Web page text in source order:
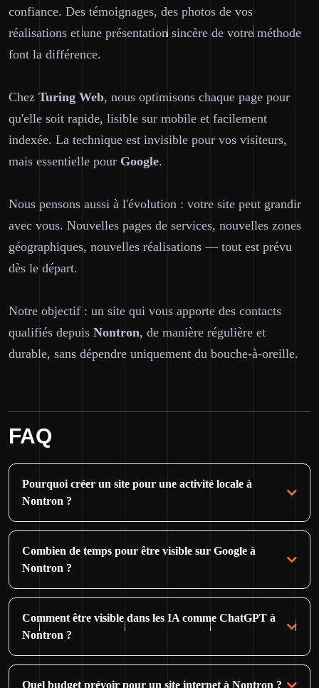
confiance. Des témoignages, des photos de vos
réalisations et une présentation sincère de votre méthode
font la différence.
Chez Turing Web, nous optimisons chaque page pour
qu'elle soit rapide, lisible sur mobile et facilement
indexée. La technique est invisible pour vos visiteurs,
mais essentielle pour Google.
Nous pensons aussi à l'évolution : votre site peut grandir
avec vous. Nouvelles pages de services, nouvelles zones
géographiques, nouvelles réalisations — tout est prévu
dès le départ.
Notre objectif : un site qui vous apporte des contacts
qualifiés depuis Nontron, de manière régulière et
durable, sans dépendre uniquement du bouche-à-oreille.
FAQ
Pourquoi créer un site pour une activité locale à
Nontron ?
Combien de temps pour être visible sur Google à
Nontron ?
Comment être visible dans les IA comme ChatGPT à
Nontron ?
Quel budget prévoir pour un site internet à Nontron ?